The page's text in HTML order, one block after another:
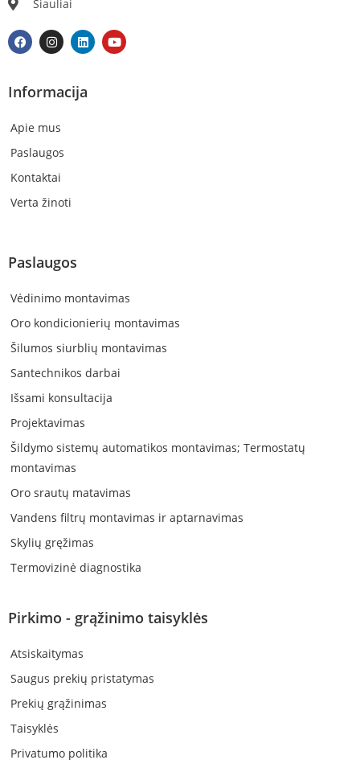
Šiauliai
Informacija
Apie mus
Paslaugos
Kontaktai
Verta žinoti
Paslaugos
Vėdinimo montavimas
Oro kondicionierių montavimas
Šilumos siurblių montavimas
Santechnikos darbai
Išsami konsultacija
Projektavimas
Šildymo sistemų automatikos montavimas; Termostatų
montavimas
Oro srautų matavimas
Vandens filtrų montavimas ir aptarnavimas
Skylių gręžimas
Termovizinė diagnostika
Pirkimo - grąžinimo taisyklės
Atsiskaitymas
Saugus prekių pristatymas
Prekių grąžinimas
Taisyklės
Privatumo politika